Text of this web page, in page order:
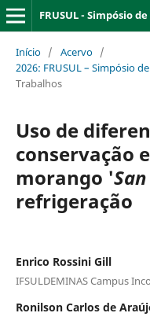
Início / Acervo /
2026: FRUSUL – Simpósio
Trabalhos
Uso de
conservação
morango 'San
refrigeração
Enrico Rossini Gill
IFSULDEMINAS Campus
Ronilson Carlos de